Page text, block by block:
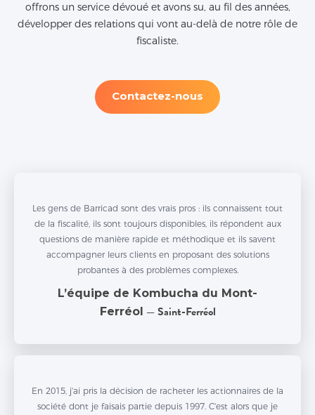
offrons un service dévoué et avons su, au fil des années,
développer des relations qui vont au-delà de notre rôle de
fiscaliste.
Contactez-nous
Les gens de Barricad sont des vrais pros : ils connaissent tout
de la fiscalité, ils sont toujours disponibles, ils répondent aux
questions de manière rapide et méthodique et ils savent
accompagner leurs clients en proposant des solutions
probantes à des problèmes complexes.
L’équipe de Kombucha du Mont-
Ferréol — Saint-Ferréol
En 2015, j'ai pris la décision de racheter les actionnaires de la
société dont je faisais partie depuis 1997. C'est alors que je